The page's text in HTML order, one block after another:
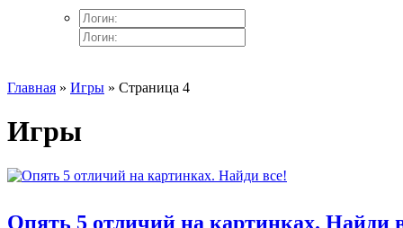
Главная » Игры » Страница 4
Игры
Опять 5 отличий на картинках. Найди